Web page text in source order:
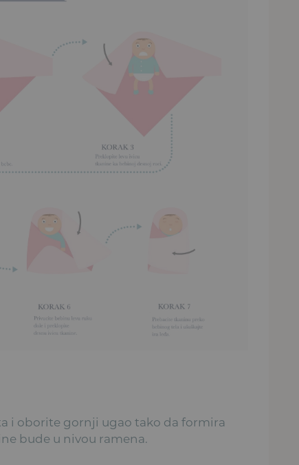
i oborite gornji ugao tako da formira
bude u nivou ramena.